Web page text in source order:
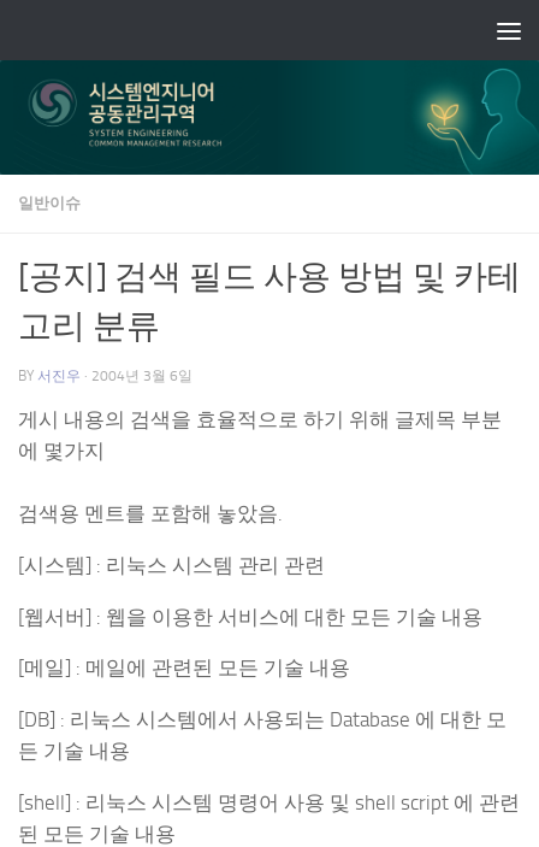
일반이슈
[공지] 검색 필드 사용 방법 및 카테
고리 분류
BY 서진우 · 2004년 3월 6일
게시 내용의 검색을 효율적으로 하기 위해 글제목 부분
에 몇가지
검색용 멘트를 포함해 놓았음.
[시스템] : 리눅스 시스템 관리 관련
[웹서버] : 웹을 이용한 서비스에 대한 모든 기술 내용
[메일] : 메일에 관련된 모든 기술 내용
[DB] : 리눅스 시스템에서 사용되는 Database 에 대한 모
든 기술 내용
[shell] : 리눅스 시스템 명령어 사용 및 shell script 에 관련
된 모든 기술 내용